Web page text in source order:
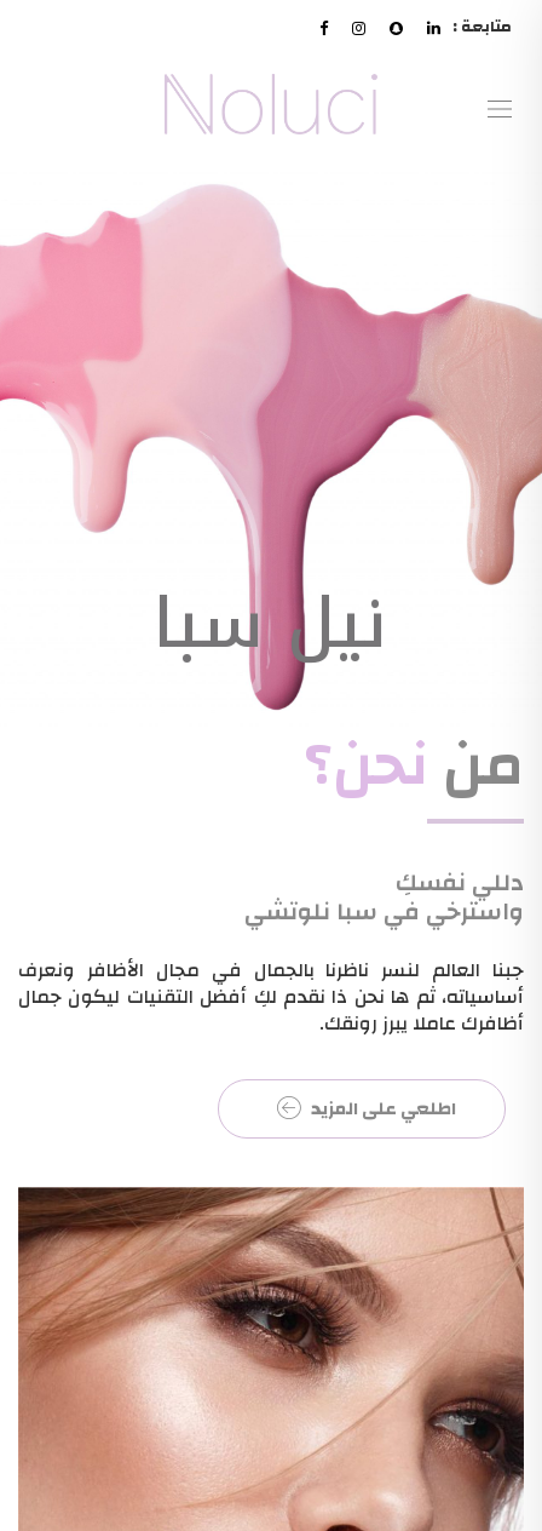
متابعة :
نيل سبا
مننحن؟
دللي نفسكِ
واسترخي في سبا نلوتشي
جبنا العالم لنسر ناظرنا بالجمال في مجال الأظافر ونعرف
أساسياته، ثم ها نحن ذا نقدم لكِ أفضل التقنيات ليكون جمال
أظافرك عاملا يبرز رونقك.
اطلعي على المزيد